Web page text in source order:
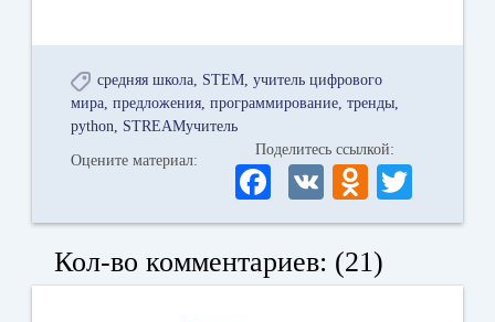
средняя школа STEM учитель цифрового
мира предложения программирование тренды
python
STREAMучитель
Оцените материал:
Поделитесь ссылкой:
Fa
ce
bo
ok
V
K
O
dn
ok
la
wi
r
Кол-во комментариев: (21)